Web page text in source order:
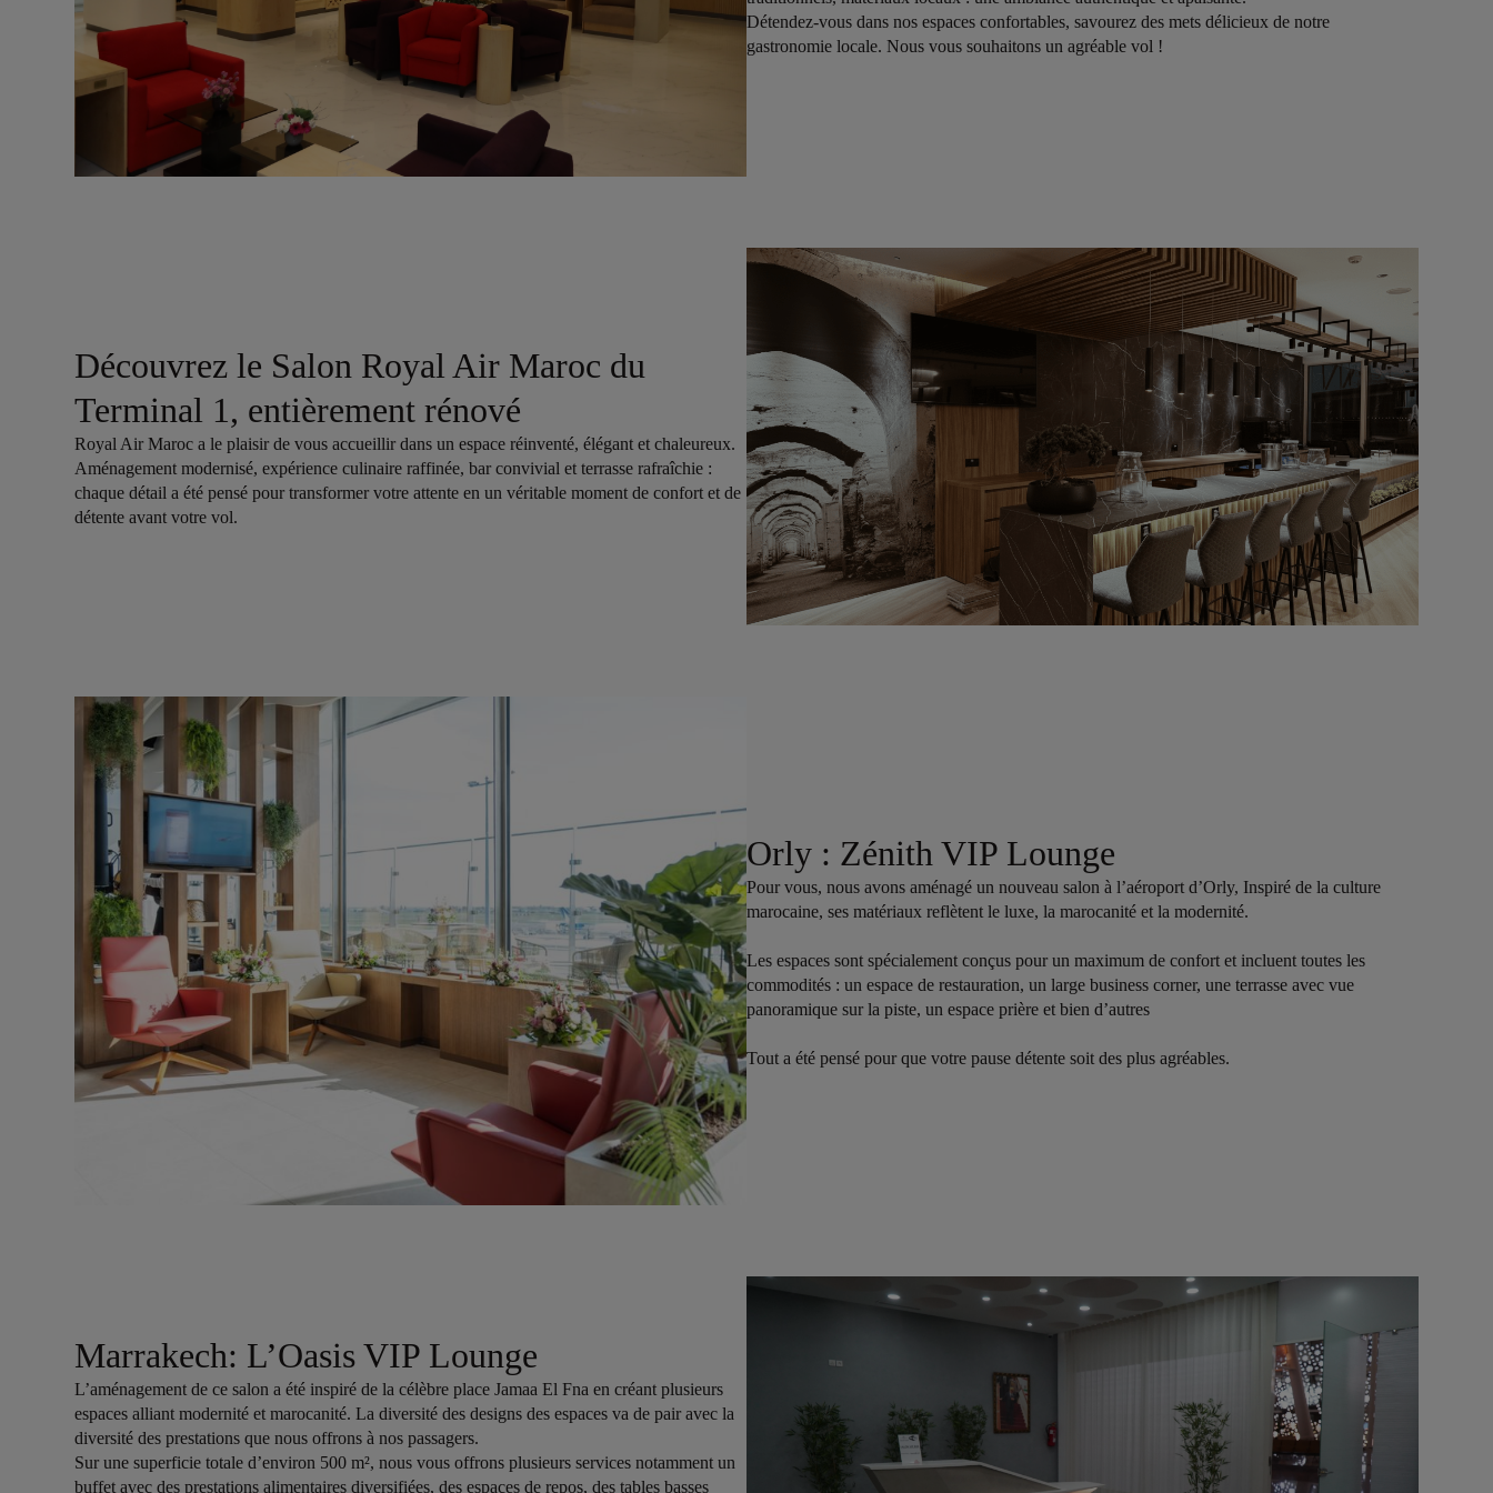
Détendez-vous dans nos espaces confortables, savourez des mets délicieux de notre
gastronomie locale. Nous vous souhaitons un agréable vol !
Découvrez le Salon Royal Air Maroc du
Terminal 1, entièrement rénové
Royal Air Maroc a le plaisir de vous accueillir dans un espace réinventé, élégant et chaleureux.
Aménagement modernisé, expérience culinaire raffinée, bar convivial et terrasse rafraîchie :
chaque détail a été pensé pour transformer votre attente en un véritable moment de confort et de
détente avant votre vol.
Orly : Zénith VIP Lounge
Pour vous, nous avons aménagé un nouveau salon à l’aéroport d’Orly, Inspiré de la culture
marocaine, ses matériaux reflètent le luxe, la marocanité et la modernité.
Les espaces sont spécialement conçus pour un maximum de confort et incluent toutes les
commodités : un espace de restauration, un large business corner, une terrasse avec vue
panoramique sur la piste, un espace prière et bien d’autres
Tout a été pensé pour que votre pause détente soit des plus agréables.
Marrakech: L’Oasis VIP Lounge
L’aménagement de ce salon a été inspiré de la célèbre place Jamaa El Fna en créant plusieurs
espaces alliant modernité et marocanité. La diversité des designs des espaces va de pair avec la
diversité des prestations que nous offrons à nos passagers.
Sur une superficie totale d’environ 500 m², nous vous offrons plusieurs services notamment un
buffet avec des prestations alimentaires diversifiées, des espaces de repos, des tables basses